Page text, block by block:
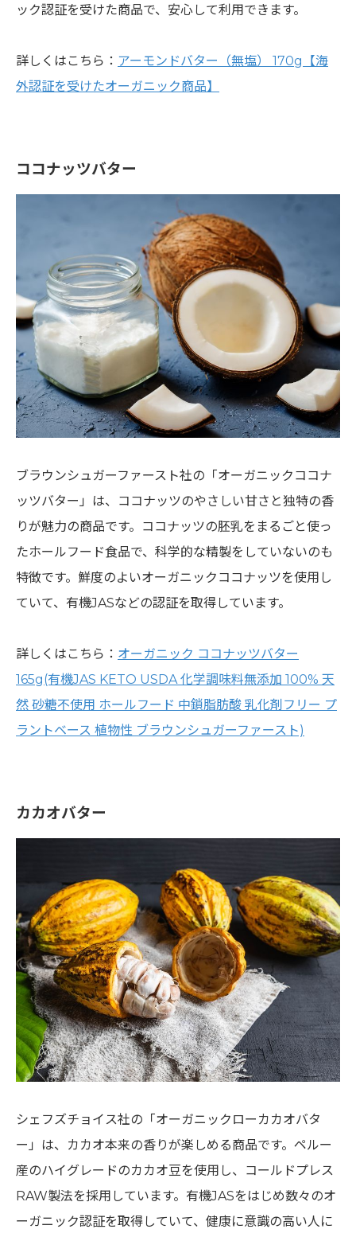
ック認証を受けた商品で、安心して利用できます。
詳しくはこちら： アーモンドバター（無塩） 170g【海
外認証を受けたオーガニック商品】
ココナッツバター
ブラウンシュガーファースト社の「オーガニックココナ
ッツバター」は、ココナッツのやさしい甘さと独特の香
りが魅力の商品です。ココナッツの胚乳をまるごと使っ
たホールフード食品で、科学的な精製をしていないのも
特徴です。鮮度のよいオーガニックココナッツを使用し
ていて、有機JASなどの認証を取得しています。
詳しくはこちら： オーガニック ココナッツバター
165g(有機JAS KETO USDA 化学調味料無添加 100% 天
然 砂糖不使用 ホールフード 中鎖脂肪酸 乳化剤フリー プ
ラントベース 植物性 ブラウンシュガーファースト)
カカオバター
シェフズチョイス社の「オーガニックローカカオバタ
ー」は、カカオ本来の香りが楽しめる商品です。ペルー
産のハイグレードのカカオ豆を使用し、コールドプレス
RAW製法を採用しています。有機JASをはじめ数々のオ
ーガニック認証を取得していて、健康に意識の高い人に